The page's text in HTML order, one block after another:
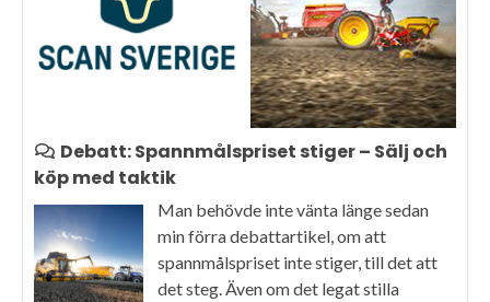
Debatt: Spannmålspriset stiger – Sälj och
köp med taktik
Man behövde inte vänta länge sedan
min förra debattartikel, om att
spannmålspriset inte stiger, till det att
det steg. Även om det legat stilla